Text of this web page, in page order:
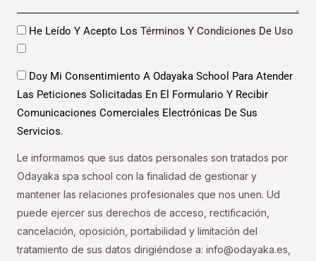
DatosHe Leído Y Acepto Los Términos Y Condiciones De Uso
DatosDoy Mi Consentimiento A Odayaka School Para Atender
Las Peticiones Solicitadas En El Formulario Y Recibir
Comunicaciones Comerciales Electrónicas De Sus
Servicios.
Le informamos que sus datos personales son tratados por
Odayaka spa school con la finalidad de gestionar y
mantener las relaciones profesionales que nos unen. Ud
puede ejercer sus derechos de acceso, rectificación,
cancelación, oposición, portabilidad y limitación del
tratamiento de sus datos dirigiéndose a: info@odayaka.es,